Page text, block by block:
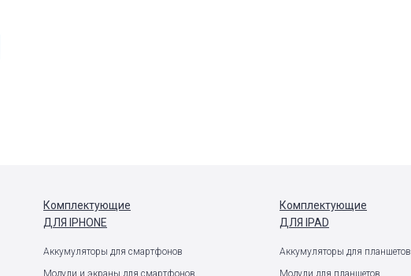
Комплектующие
ДЛЯ IPHONE
Аккумуляторы для смартфонов
Модули и экраны для смартфонов
Комплектующие
ДЛЯ IPAD
Аккумуляторы для планшетов
Модули для планшетов